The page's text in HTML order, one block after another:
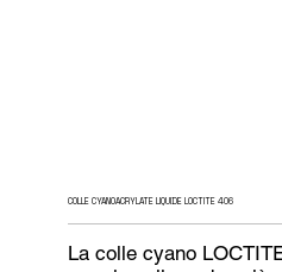
COLLE CYANOACRYLATE LIQUIDE LOCTITE 406
La colle cyano